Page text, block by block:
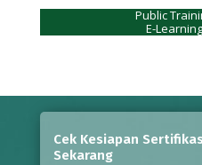
Public
E-
Cek Kesiapan
Sekarang